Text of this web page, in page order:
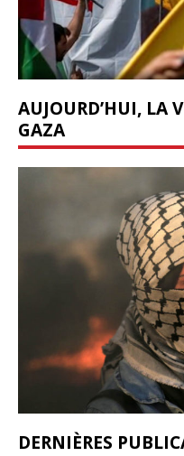
AUJOURD’HUI, LA
GAZA
DERNIÈRES